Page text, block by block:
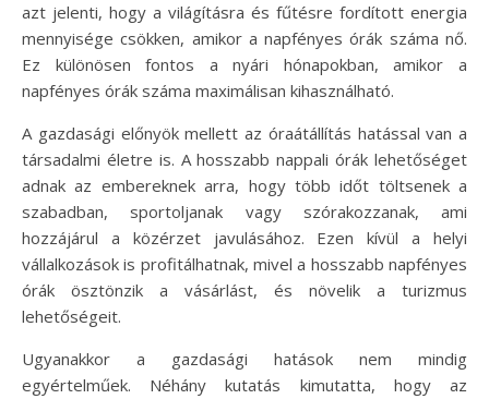
azt jelenti, hogy a világításra és fűtésre fordított energia
mennyisége csökken, amikor a napfényes órák száma nő.
Ez különösen fontos a nyári hónapokban, amikor a
napfényes órák száma maximálisan kihasználható.
A gazdasági előnyök mellett az óraátállítás hatással van a
társadalmi életre is. A hosszabb nappali órák lehetőséget
adnak az embereknek arra, hogy több időt töltsenek a
szabadban, sportoljanak vagy szórakozzanak, ami
hozzájárul a közérzet javulásához. Ezen kívül a helyi
vállalkozások is profitálhatnak, mivel a hosszabb napfényes
órák ösztönzik a vásárlást, és növelik a turizmus
lehetőségeit.
Ugyanakkor a gazdasági hatások nem mindig
egyértelműek. Néhány kutatás kimutatta, hogy az